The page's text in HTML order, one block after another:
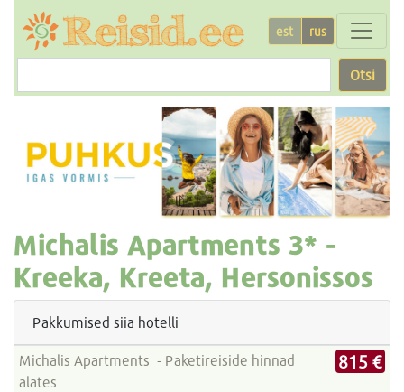
est rus
Otsi
Michalis Apartments 3* -
Kreeka, Kreeta, Hersonissos
Pakkumised siia hotelli
Michalis Apartments - Paketireiside hinnad
alates
815 €